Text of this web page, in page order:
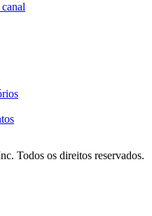
Todos os direitos reservados.